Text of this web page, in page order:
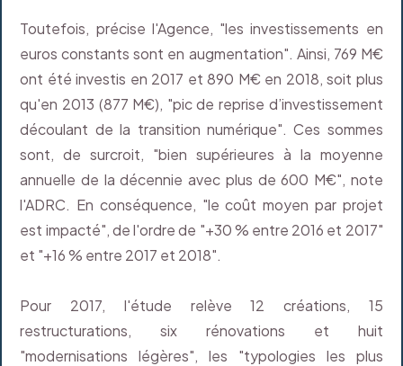
Toutefois, précise l'Agence, "les investissements en
euros constants sont en augmentation". Ainsi, 769 M€
ont été investis en 2017 et 890 M€ en 2018, soit plus
qu'en 2013 (877 M€), "pic de reprise d’investissement
découlant de la transition numérique". Ces sommes
sont, de surcroit, "bien supérieures à la moyenne
annuelle de la décennie avec plus de 600 M€", note
l'ADRC. En conséquence, "le coût moyen par projet
est impacté", de l'ordre de "+30 % entre 2016 et 2017"
et "+16 % entre 2017 et 2018".
Pour 2017, l'étude relève 12 créations, 15
restructurations, six rénovations et huit
"modernisations légères", les "typologies les plus